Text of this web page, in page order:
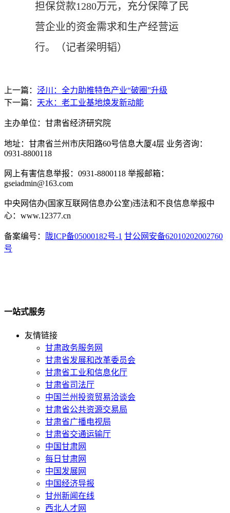
担保贷款1280万元，充分保障了民
营企业的资金需求和生产经营运
行。
（记者梁明韬）
上一篇： 泾川：全力助推特色产业“破圈”升级
下一篇： 天水：老工业基地焕发新动能
主办单位：甘肃省经济研究院
地址：甘肃省兰州市庆阳路60号信息大厦4层 业务咨询：
0931-8800118
网上有害信息举报：0931-8800118 举报邮箱：
gseiadmin@163.com
中央网信办(国家互联网信息办公室)违法和不良信息举报中
心：www.12377.cn
备案编号： 陇ICP备05000182号-1 甘公网安备62010202002760
号
一站式服务
友情链接
甘肃政务服务网
甘肃省发展和改革委员会
甘肃省工业和信息化厅
甘肃省司法厅
中国兰州投资贸易洽谈会
甘肃省公共资源交易局
甘肃省广播电视局
甘肃省交通运输厅
中国甘肃网
每日甘肃网
中国发展网
中国经济导报
甘州新闻在线
西北人才网